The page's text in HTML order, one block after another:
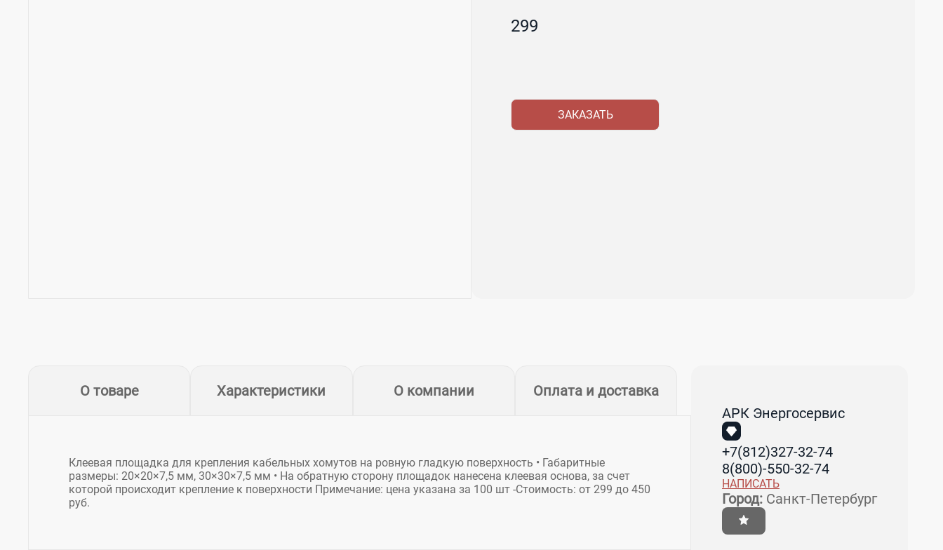
299
ЗАКАЗАТЬ
О товаре Характеристики О компании Оплата и доставка
Клеевая площадка для крепления кабельных хомутов на ровную гладкую поверхность • Габаритные
размеры: 20×20×7,5 мм, 30×30×7,5 мм • На обратную сторону площадок нанесена клеевая основа, за счет
которой происходит крепление к поверхности Примечание: цена указана за 100 шт -Стоимость: от 299 до 450
руб.
АРК Энергосервис
+7(812)327-32-74
8(800)-550-32-74
НАПИСАТЬ
Город: Санкт-Петербург